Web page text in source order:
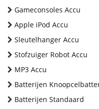
Gameconsoles Accu
Apple iPod Accu
Sleutelhanger Accu
Stofzuiger Robot Accu
MP3 Accu
Batterijen
Batterijen Standaard